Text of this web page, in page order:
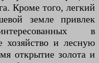
Кроме того, легкий
земле привлек
в
хозяйство и лесную
открытие золота и